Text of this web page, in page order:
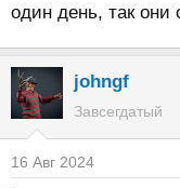
один день, так
johngf
Завсегдатый
16 Авг 2024